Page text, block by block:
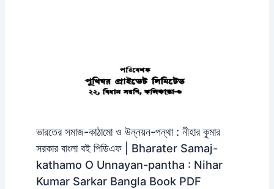
ভারতের সমাজ-কাঠামো ও উন্নয়ন-পন্থা : নীহার কুমার
সরকার বাংলা বই পিডিএফ | Bharater Samaj-
kathamo O Unnayan-pantha : Nihar
Kumar Sarkar Bangla Book PDF